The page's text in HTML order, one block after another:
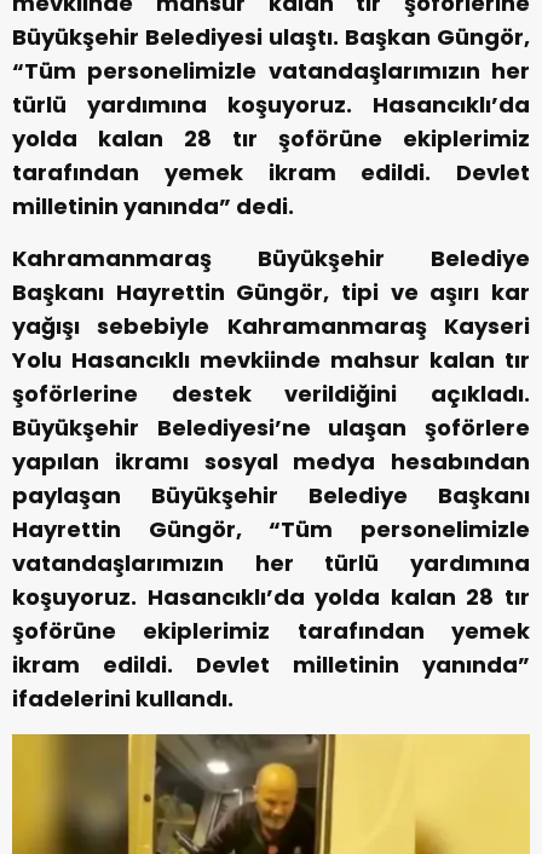
Büyükşehir Belediyesi ulaştı. Başkan Güngör,
“Tüm personelimizle vatandaşlarımızın her
türlü yardımına koşuyoruz. Hasancıklı’da
yolda kalan 28 tır şoförüne ekiplerimiz
tarafından yemek ikram edildi. Devlet
milletinin yanında” dedi.
Kahramanmaraş Büyükşehir Belediye
Başkanı Hayrettin Güngör, tipi ve aşırı kar
yağışı sebebiyle Kahramanmaraş Kayseri
Yolu Hasancıklı mevkiinde mahsur kalan tır
şoförlerine destek verildiğini açıkladı.
Büyükşehir Belediyesi’ne ulaşan şoförlere
yapılan ikramı sosyal medya hesabından
paylaşan Büyükşehir Belediye Başkanı
Hayrettin Güngör, “Tüm personelimizle
vatandaşlarımızın her türlü yardımına
koşuyoruz. Hasancıklı’da yolda kalan 28 tır
şoförüne ekiplerimiz tarafından yemek
ikram edildi. Devlet milletinin yanında”
ifadelerini kullandı.